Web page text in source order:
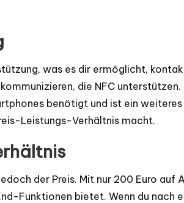
was es dir ermöglicht,
die NFC unterstützen.
benötigt und ist ein weiteres
Leistungs-Verhältnis macht.
der Preis. Mit nur 200 Euro auf
Funktionen bietet. Wenn du nach